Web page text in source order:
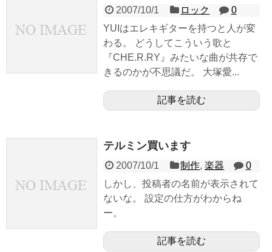
2007/10/1 ロック
0
YUIはエレキギターを持つと人が変
わる。 どうしてこういう歌と
『CHE.R.RY』みたいな曲が共存で
きるのかが不思議だ。 大塚愛...
記事を読む
テルミン買います
2007/10/1 制作,楽器
0
しかし、投稿者の名前が表示されて
ないな。 設定の仕方がわからね
ー。
記事を読む